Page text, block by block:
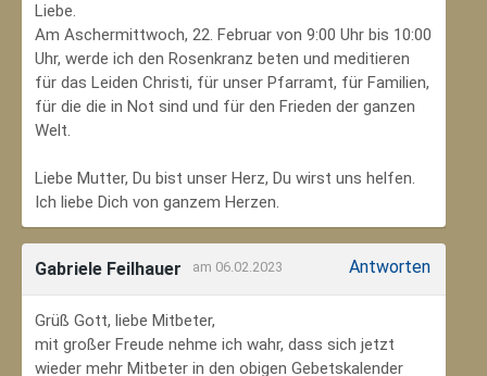
Liebe.
Am Aschermittwoch, 22. Februar von 9:00 Uhr bis 10:00
Uhr, werde ich den Rosenkranz beten und meditieren
für das Leiden Christi, für unser Pfarramt, für Familien,
für die die in Not sind und für den Frieden der ganzen
Welt.
Liebe Mutter, Du bist unser Herz, Du wirst uns helfen.
Ich liebe Dich von ganzem Herzen.
Gabriele Feilhauer am 06.02.2023 Antworten
Grüß Gott, liebe Mitbeter,
mit großer Freude nehme ich wahr, dass sich jetzt
wieder mehr Mitbeter in den obigen Gebetskalender